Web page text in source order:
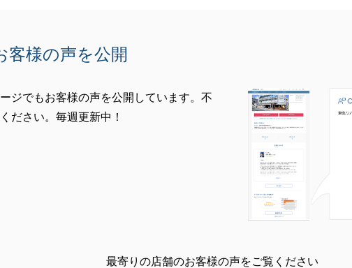
客様の声を公開
ジでもお客様の声を公開しています。不
ださい。毎週更新中！
最寄りの店舗のお客様の声をご覧ください